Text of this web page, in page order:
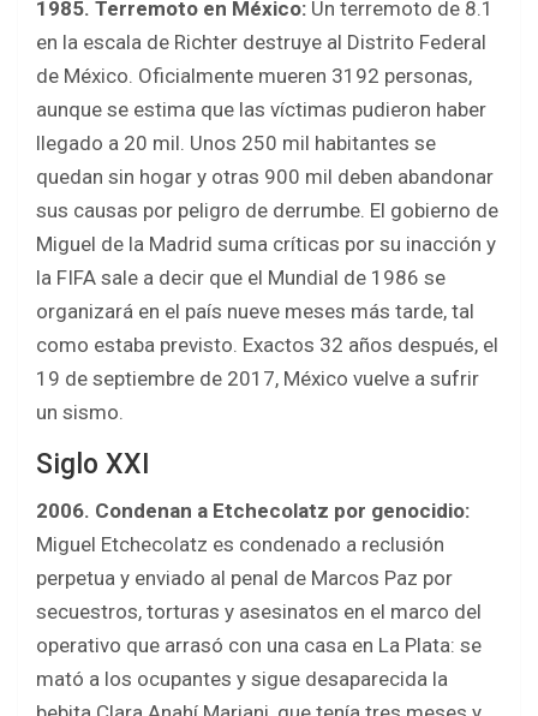
1985. Terremoto en México: Un terremoto de 8.1
en la escala de Richter destruye al Distrito Federal
de México. Oficialmente mueren 3192 personas,
aunque se estima que las víctimas pudieron haber
llegado a 20 mil. Unos 250 mil habitantes se
quedan sin hogar y otras 900 mil deben abandonar
sus causas por peligro de derrumbe. El gobierno de
Miguel de la Madrid suma críticas por su inacción y
la FIFA sale a decir que el Mundial de 1986 se
organizará en el país nueve meses más tarde, tal
como estaba previsto. Exactos 32 años después, el
19 de septiembre de 2017, México vuelve a sufrir
un sismo.
Siglo XXI
2006. Condenan a Etchecolatz por genocidio:
Miguel Etchecolatz es condenado a reclusión
perpetua y enviado al penal de Marcos Paz por
secuestros, torturas y asesinatos en el marco del
operativo que arrasó con una casa en La Plata: se
mató a los ocupantes y sigue desaparecida la